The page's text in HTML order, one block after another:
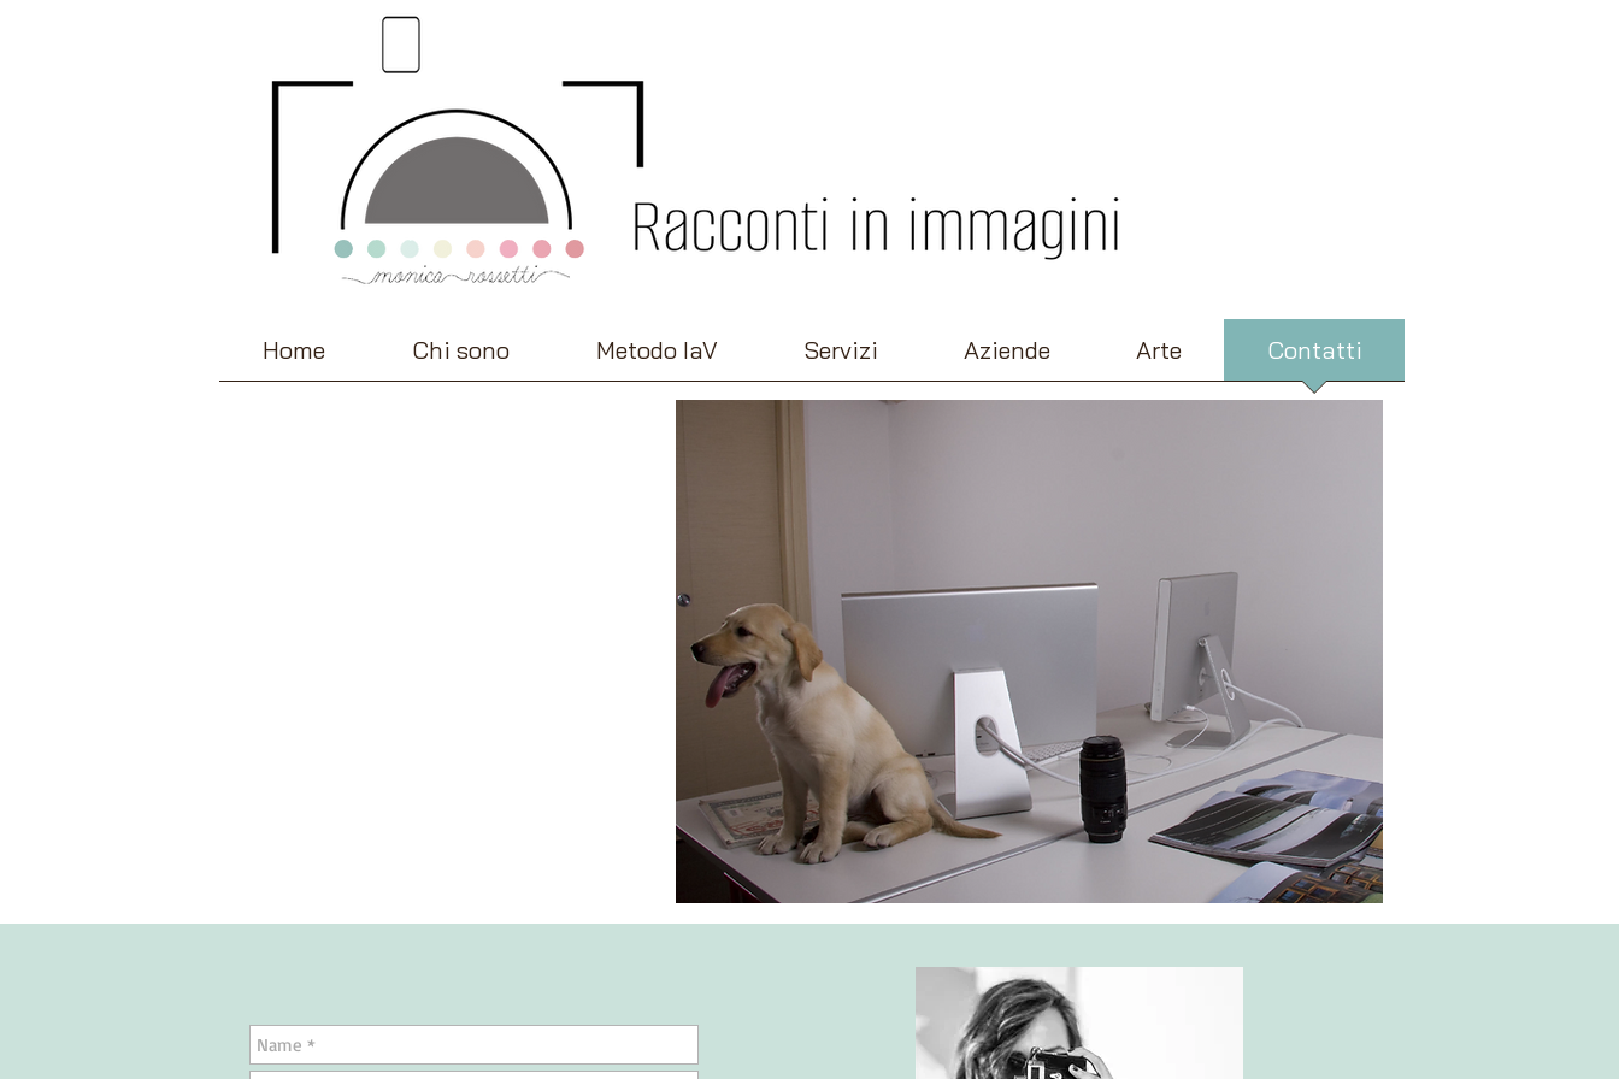
Home Chi sono Metodo IaV Servizi Aziende Arte Contatti